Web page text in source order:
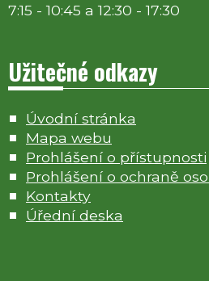
7:15 - 10:45 a 12:30 - 17:30
Užitečné odkazy
Úvodní stránka
Mapa webu
Prohlášení o přístupnosti
Prohlášení o ochraně
Kontakty
Úřední deska